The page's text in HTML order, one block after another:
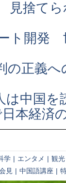
捨てら
ト開発
の正義
は中国
本経済
学 | エンタメ | 観光
見 | 中国語講座 |